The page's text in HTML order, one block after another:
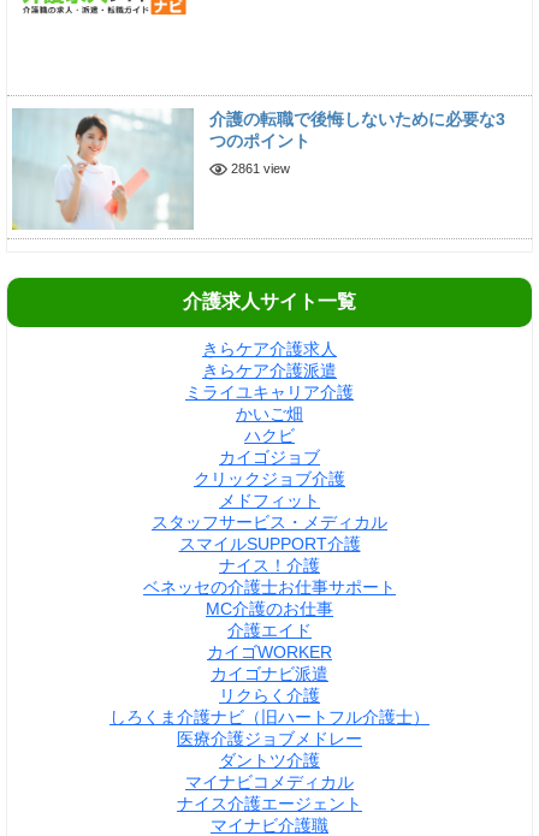
介護の転職で後悔しないために必要な3
つのポイント
2861 view
介護求人サイト一覧
きらケア介護求人
きらケア介護派遣
ミライユキャリア介護
かいご畑
ハクビ
カイゴジョブ
クリックジョブ介護
メドフィット
スタッフサービス・メディカル
スマイルSUPPORT介護
ナイス！介護
ベネッセの介護士お仕事サポート
MC介護のお仕事
介護エイド
カイゴWORKER
カイゴナビ派遣
リクらく介護
しろくま介護ナビ（旧ハートフル介護士）
医療介護ジョブメドレー
ダントツ介護
マイナビコメディカル
ナイス介護エージェント
マイナビ介護職